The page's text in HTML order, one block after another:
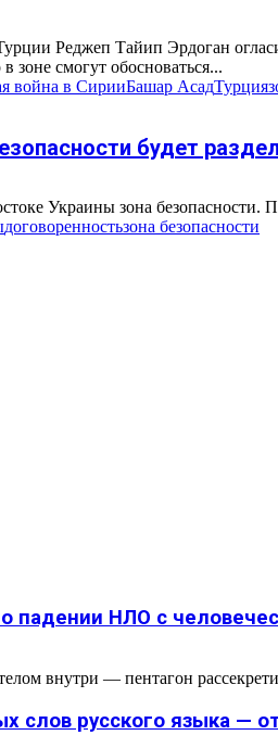
Реджеп Тайип Эрдоган
зоне смогут обосноваться...
война в СирииБашар АсадТурция
будет
Украины зона
договоренностьзона безопасности
падении НЛО с
внутри — пентагон
слов русского языка —